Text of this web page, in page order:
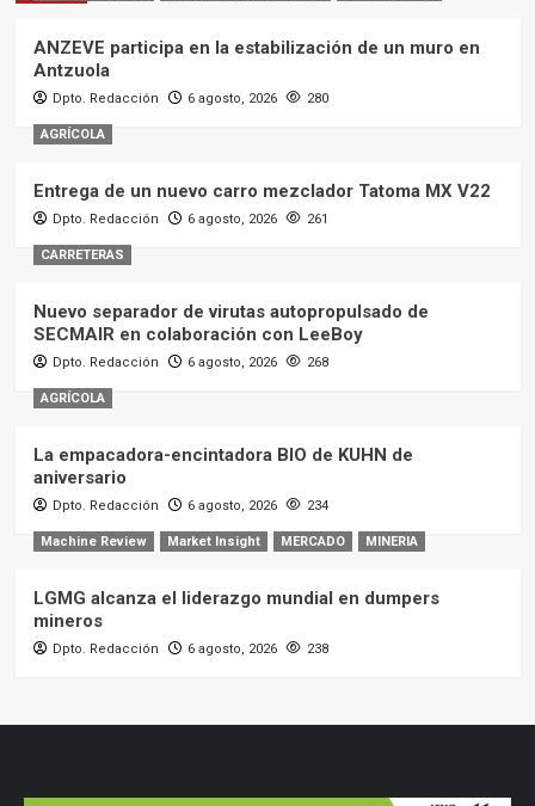
ANZEVE participa en la estabilización de un muro en
Antzuola
Dpto. Redacción 6 agosto, 2026 280
AGRÍCOLA
Entrega de un nuevo carro mezclador Tatoma MX V22
Dpto. Redacción 6 agosto, 2026 261
CARRETERAS
Nuevo separador de virutas autopropulsado de
SECMAIR en colaboración con LeeBoy
Dpto. Redacción 6 agosto, 2026 268
AGRÍCOLA
La empacadora-encintadora BIO de KUHN de
aniversario
Dpto. Redacción 6 agosto, 2026 234
Machine Review Market Insight MERCADO MINERIA
LGMG alcanza el liderazgo mundial en dumpers
mineros
Dpto. Redacción 6 agosto, 2026 238